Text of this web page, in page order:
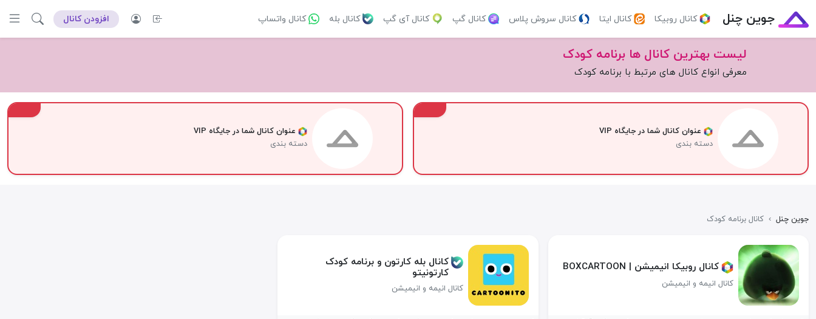
جوین چنل کانال روبیکا کانال ایتا کانال سروش پلاس کانال گپ کانال آی گپ کانال بله کانال واتساپ افزودن کانال
لیست بهترین کانال ها برنامه کودک
معرفی انواع کانال های مرتبط با برنامه کودک
عنوان کانال شما در جایگاه VIP
دسته بندی
عنوان کانال شما در جایگاه VIP
دسته بندی
جوین چنل › کانال برنامه کودک
کانال روبیکا انیمیشن | BOXCARTOON
کانال انیمه و انیمیشن
کانال بله کارتون و برنامه کودک
کارتونیتو
کانال انیمه و انیمیشن